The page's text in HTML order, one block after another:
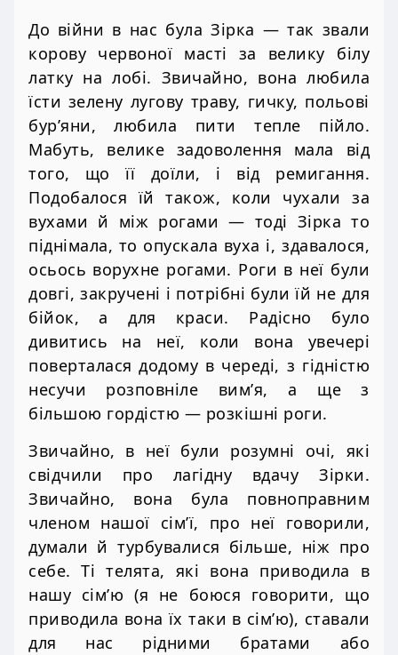
До війни в нас була Зірка — так звали
корову червоної масті за велику білу
латку на лобі. Звичайно, вона любила
їсти зелену лугову траву, гичку, польові
бур’яни, любила пити тепле пійло.
Мабуть, велике задоволення мала від
того, що її доїли, і від ремигання.
Подобалося їй також, коли чухали за
вухами й між рогами — тоді Зірка то
піднімала, то опускала вуха і, здавалося,
осьось ворухне рогами. Роги в неї були
довгі, закручені і потрібні були їй не для
бійок, а для краси. Радісно було
дивитись на неї, коли вона увечері
поверталася додому в череді, з гідністю
несучи розповніле вим’я, а ще з
більшою гордістю — розкішні роги.
Звичайно, в неї були розумні очі, які
свідчили про лагідну вдачу Зірки.
Звичайно, вона була повноправним
членом нашої сім’ї, про неї говорили,
думали й турбувалися більше, ніж про
себе. Ті телята, які вона приводила в
нашу сім’ю (я не боюся говорити, що
приводила вона їх таки в сім’ю), ставали
для нас рідними братами або